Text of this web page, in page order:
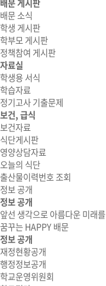
배문 게시판
배문 소식
학생 게시판
학부모 게시판
정책참여 게시판
자료실
학생용 서식
학습자료
정기고사 기출문제
보건, 급식
보건자료
식단게시판
영양상담자료
오늘의 식단
출산물이력번호 조회
정보 공개
정보 공개
앞선 생각으로 아름다운 미래를
꿈꾸는 HAPPY 배문
정보 공개
재정현황공개
행정정보공개
학교운영위원회